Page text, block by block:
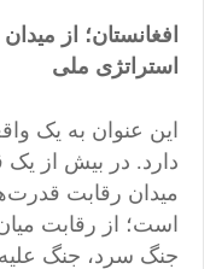
افغانستان؛ از
استراتژی ملی
این عنوان به یک
دارد. در بیش از یک
میدان رقابت
است؛ از رقابت
جنگ سرد، جنگ